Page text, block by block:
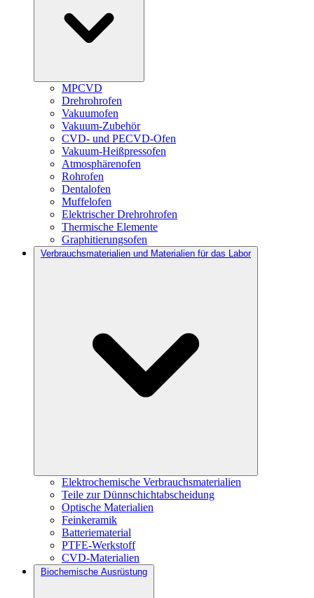
MPCVD
Drehrohrofen
Vakuumofen
Vakuum-Zubehör
CVD- und PECVD-Ofen
Vakuum-Heißpressofen
Atmosphärenofen
Rohrofen
Dentalofen
Muffelofen
Elektrischer Drehrohrofen
Thermische Elemente
Graphitierungsofen
Verbrauchsmaterialien und Materialien für das Labor
Elektrochemische Verbrauchsmaterialien
Teile zur Dünnschichtabscheidung
Optische Materialien
Feinkeramik
Batteriematerial
PTFE-Werkstoff
CVD-Materialien
Biochemische Ausrüstung